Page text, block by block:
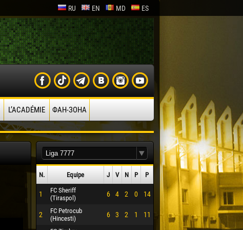
RU EN MD ES
L’ACADÉMIE ФАН-ЗОНА
N. Equipe J V N P P
1
FC Sheriff
(Tiraspol)
6 4 2 0 14
2
FC Petrocub
(Hincesti)
6 3 2 1 11